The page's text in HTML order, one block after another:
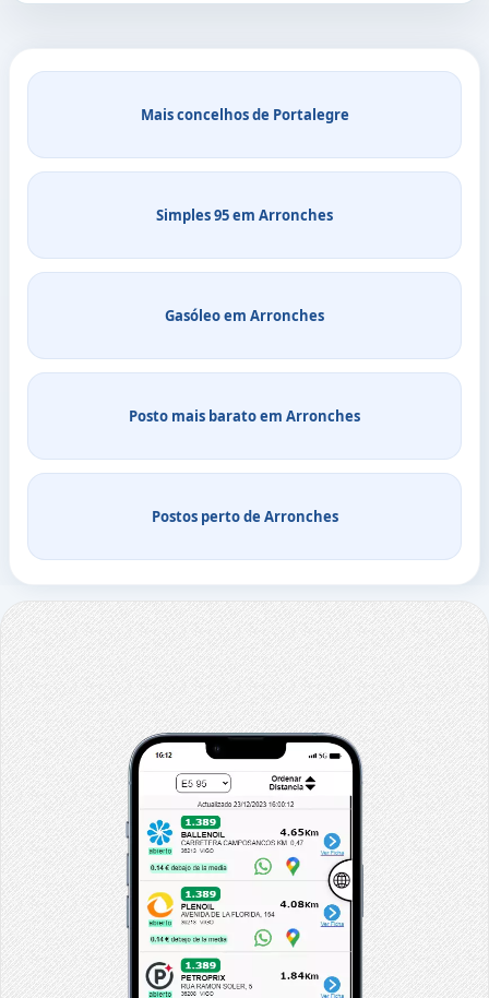
Mais concelhos de Portalegre
Simples 95 em Arronches
Gasóleo em Arronches
Posto mais barato em Arronches
Postos perto de Arronches